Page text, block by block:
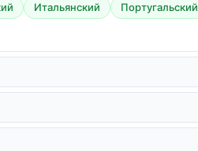
Итальянский
Португальский